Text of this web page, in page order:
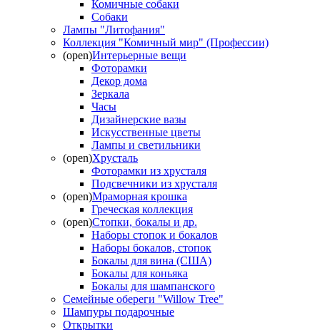
Комичные собаки
Собаки
Лампы "Литофания"
Коллекция "Комичный мир" (Профессии)
(open)Интерьерные вещи
Фоторамки
Декор дома
Зеркала
Часы
Дизайнерские вазы
Искусственные цветы
Лампы и светильники
(open)Хрусталь
Фоторамки из хрусталя
Подсвечники из хрусталя
(open)Мраморная крошка
Греческая коллекция
(open)Стопки, бокалы и др.
Наборы стопок и бокалов
Наборы бокалов, стопок
Бокалы для вина (США)
Бокалы для коньяка
Бокалы для шампанского
Семейные обереги "Willow Tree"
Шампуры подарочные
Открытки